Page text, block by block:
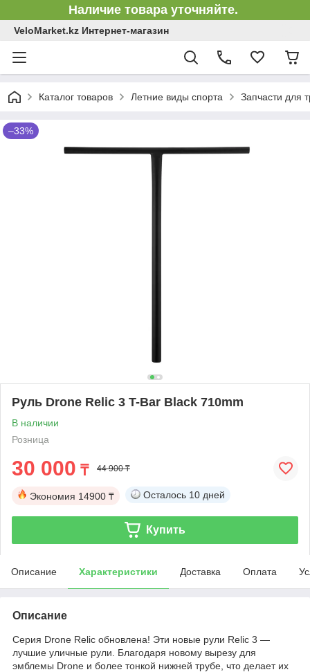
Наличие товара уточняйте.
VeloMarket.kz Интернет-магазин
Каталог товаров Летние виды спорта Запчасти для
–33%
Руль Drone Relic 3 T-Bar Black 710mm
В наличии
Розница
30 000 ₸ 44 900 ₸
Экономия 14900 ₸ Осталось 10 дней
Купить
Описание Характеристики Доставка Оплата
Описание
Серия Drone Relic обновлена! Эти новые рули Relic 3 —
лучшие уличные рули. Благодаря новому вырезу для
эмблемы Drone и более тонкой нижней трубе, что делает их